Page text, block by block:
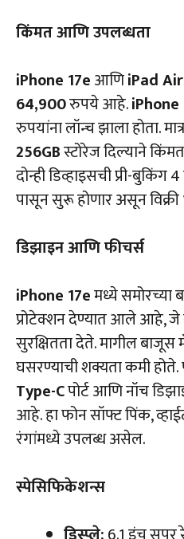
किंमत आणि उपलब्धता
iPhone 17eआणिiPad Air
64,900रुपये आहे.iPhone
रुपयांना लॉन्च झाला होता.
256GBस्टोरेज दिल्याने
दोन्ही डिव्हाइसची प्री-बुकिंग
पासून सुरू होणार असून विक्री
डिझाइन आणि फीचर्स
iPhone 17eमध्ये समोरच्या
प्रोटेक्शन देण्यात आले आहे,
सुरक्षितता देते. मागील
घसरण्याची शक्यता कमी
Type-Cपोर्ट आणि नॉच
आहे. हा फोन सॉफ्ट पिंक,
रंगांमध्ये उपलब्ध असेल.
स्पेसिफिकेशन्स